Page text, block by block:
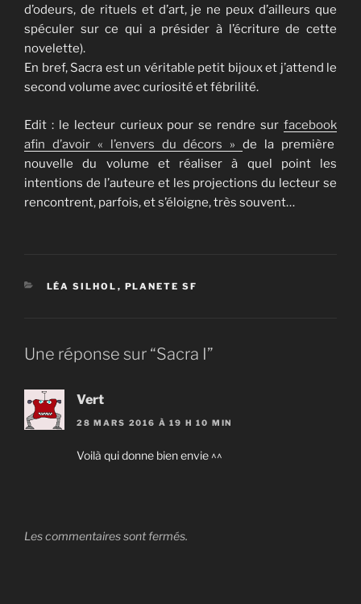
d’odeurs, de rituels et d’art, je ne peux d’ailleurs que
spéculer sur ce qui a présider à l’écriture de cette
novelette).
En bref, Sacra est un véritable petit bijoux et j’attend le
second volume avec curiosité et fébrilité.
Edit : le lecteur curieux pour se rendre sur facebook
afin d’avoir « l’envers du décors »de la première
nouvelle du volume et réaliser à quel point les
intentions de l’auteure et les projections du lecteur se
rencontrent, parfois, et s’éloigne, très souvent…
CATÉGORIES
LÉA SILHOL , PLANETE SF
Une réponse sur “Sacra I”
Vert
28 MARS 2016 À 19 H 10 MIN
Voilà qui donne bien envie ^^
Les commentaires sont fermés.